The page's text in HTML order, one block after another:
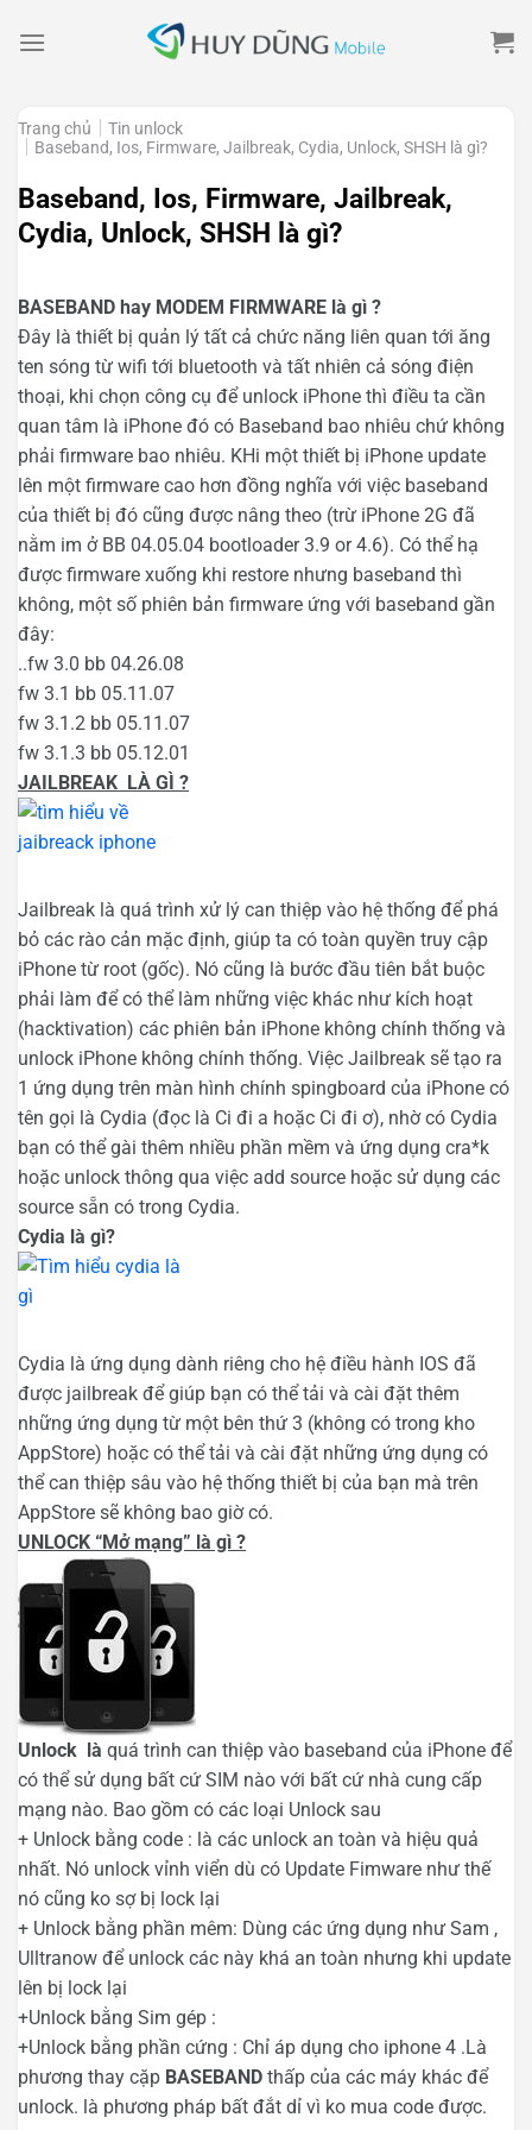
Trang chủ
Tin unlock
Baseband, Ios, Firmware, Jailbreak, Cydia, Unlock, SHSH là gì?
Baseband, Ios, Firmware, Jailbreak,
Cydia, Unlock, SHSH là gì?
BASEBAND hay MODEM FIRMWARE là gì ?
Đây là thiết bị quản lý tất cả chức năng liên quan tới ăng
ten sóng từ wifi tới bluetooth và tất nhiên cả sóng điện
thoại, khi chọn công cụ để unlock iPhone thì điều ta cần
quan tâm là iPhone đó có Baseband bao nhiêu chứ không
phải firmware bao nhiêu. KHi một thiết bị iPhone update
lên một firmware cao hơn đồng nghĩa với việc baseband
của thiết bị đó cũng được nâng theo (trừ iPhone 2G đã
nằm im ở BB 04.05.04 bootloader 3.9 or 4.6). Có thể hạ
được firmware xuống khi restore nhưng baseband thì
không, một số phiên bản firmware ứng với baseband gần
đây:
..fw 3.0 bb 04.26.08
fw 3.1 bb 05.11.07
fw 3.1.2 bb 05.11.07
fw 3.1.3 bb 05.12.01
JAILBREAK LÀ GÌ ?
Jailbreak là quá trình xử lý can thiệp vào hệ thống để phá
bỏ các rào cản mặc định, giúp ta có toàn quyền truy cập
iPhone từ root (gốc). Nó cũng là bước đầu tiên bắt buộc
phải làm để có thể làm những việc khác như kích hoạt
(hacktivation) các phiên bản iPhone không chính thống và
unlock iPhone không chính thống. Việc Jailbreak sẽ tạo ra
1 ứng dụng trên màn hình chính spingboard của iPhone có
tên gọi là Cydia (đọc là Ci đi a hoặc Ci đi ơ), nhờ có Cydia
bạn có thể gài thêm nhiều phần mềm và ứng dụng cra*k
hoặc unlock thông qua việc add source hoặc sử dụng các
source sẵn có trong Cydia.
Cydia là gì?
Cydia là ứng dụng dành riêng cho hệ điều hành IOS đã
được jailbreak để giúp bạn có thể tải và cài đặt thêm
những ứng dụng từ một bên thứ 3 (không có trong kho
AppStore) hoặc có thể tải và cài đặt những ứng dụng có
thể can thiệp sâu vào hệ thống thiết bị của bạn mà trên
AppStore sẽ không bao giờ có.
UNLOCK “Mở mạng” là gì ?
Unlock là quá trình can thiệp vào baseband của iPhone để
có thể sử dụng bất cứ SIM nào với bất cứ nhà cung cấp
mạng nào. Bao gồm có các loại Unlock sau
+ Unlock bằng code : là các unlock an toàn và hiệu quả
nhất. Nó unlock vỉnh viển dù có Update Fimware như thế
nó cũng ko sợ bị lock lại
+ Unlock bằng phần mêm: Dùng các ứng dụng như Sam ,
Ulltranow để unlock các này khá an toàn nhưng khi update
lên bị lock lại
+Unlock bằng Sim gép :
+Unlock bằng phần cứng : Chỉ áp dụng cho iphone 4 .Là
phương thay cặp BASEBAND thấp của các máy khác để
unlock. là phương pháp bất đắt dỉ vì ko mua code được.